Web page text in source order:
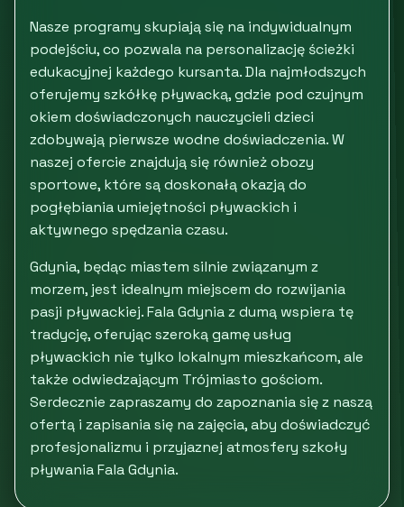
Nasze programy skupiają się na indywidualnym
podejściu, co pozwala na personalizację ścieżki
edukacyjnej każdego kursanta. Dla najmłodszych
oferujemy szkółkę pływacką, gdzie pod czujnym
okiem doświadczonych nauczycieli dzieci
zdobywają pierwsze wodne doświadczenia. W
naszej ofercie znajdują się również obozy
sportowe, które są doskonałą okazją do
pogłębiania umiejętności pływackich i
aktywnego spędzania czasu.
Gdynia, będąc miastem silnie związanym z
morzem, jest idealnym miejscem do rozwijania
pasji pływackiej. Fala Gdynia z dumą wspiera tę
tradycję, oferując szeroką gamę usług
pływackich nie tylko lokalnym mieszkańcom, ale
także odwiedzającym Trójmiasto gościom.
Serdecznie zapraszamy do zapoznania się z naszą
ofertą i zapisania się na zajęcia, aby doświadczyć
profesjonalizmu i przyjaznej atmosfery szkoły
pływania Fala Gdynia.